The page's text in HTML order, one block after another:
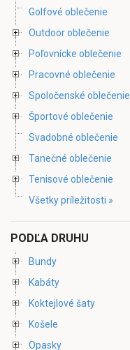
Golfové oblečenie
Outdoor oblečenie
Poľovnícke oblečenie
Pracovné oblečenie
Spoločenské oblečenie
Športové oblečenie
Svadobné oblečenie
Tanečné oblečenie
Tenisové oblečenie
Všetky príležitosti »
PODĽA DRUHU
Bundy
Kabáty
Koktejlové šaty
Košele
Opasky